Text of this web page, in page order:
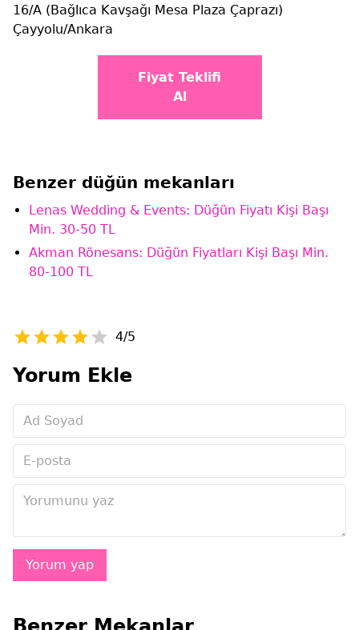
16/A (Bağlıca Kavşağı Mesa Plaza Çaprazı)
Çayyolu/Ankara
Fiyat Teklifi
Al
Benzer düğün mekanları
Lenas Wedding & Events: Düğün Fiyatı Kişi Başı
Min. 30-50 TL
Akman Rönesans: Düğün Fiyatları Kişi Başı Min.
80-100 TL
4/5
Yorum Ekle